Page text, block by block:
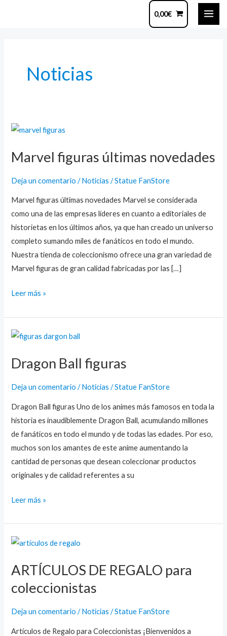
0,00€
Noticias
Marvel figuras últimas novedades
Deja un comentario /Noticias /Statue FanStore
Marvel figuras últimas novedades Marvel se considerada
como una de las empresas líderes en cuanto a editoriales de
historietas en los últimos años, ya que han creado un universo
completo sumando miles de fanáticos en todo el mundo.
Nuestra tienda de coleccionismo ofrece una gran variedad de
Marvel figuras de gran calidad fabricadas por las […]
Marvel
últimas
Leer más »
Dragon Ball figuras
Deja un comentario / Noticias /Statue FanStore
Dragon Ball figuras Uno de los animes más famosos en toda la
historia es inaudiblemente Dragon Ball, acumulando millones
de fanáticos en todo el mundo y de todas las edades. Por eso,
muchos son los amantes de este anime aumentando la
cantidad de personas que desean coleccionar productos
originales y de calidad referentes a su
Dragon
figuras
Leer más »
ARTÍCULOS DE REGALO para
coleccionistas
Deja un comentario /Noticias /Statue FanStore
Artículos de Regalo para Coleccionistas ¡Bienvenidos a
ARTÍCULOS
REGALO